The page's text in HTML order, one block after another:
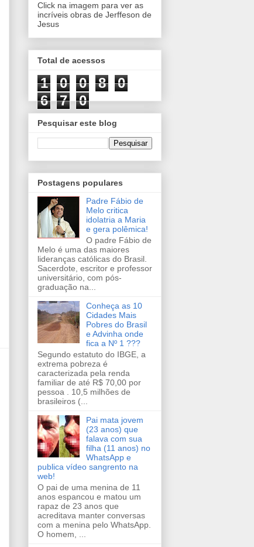
Click na imagem para ver as
incríveis obras de Jerffeson de
Jesus
Total de acessos
1 0 0 8
0
6
7 0
Pesquisar este blog
Postagens populares
Padre Fábio de
Melo critica
idolatria a Maria
e gera polêmica!
O padre Fábio de
Melo é uma das maiores
lideranças católicas do Brasil.
Sacerdote, escritor e professor
universitário, com pós-
graduação na...
Conheça as 10
Cidades Mais
Pobres do Brasil
e Advinha onde
fica a Nº 1 ???
Segundo estatuto do IBGE, a
extrema pobreza é
caracterizada pela renda
familiar de até R$ 70,00 por
pessoa . 10,5 milhões de
brasileiros (...
Pai mata jovem
(23 anos) que
falava com sua
filha (11 anos) no
WhatsApp e
publica vídeo sangrento na
web!
O pai de uma menina de 11
anos espancou e matou um
rapaz de 23 anos que
acreditava manter conversas
com a menina pelo WhatsApp.
O homem, ...